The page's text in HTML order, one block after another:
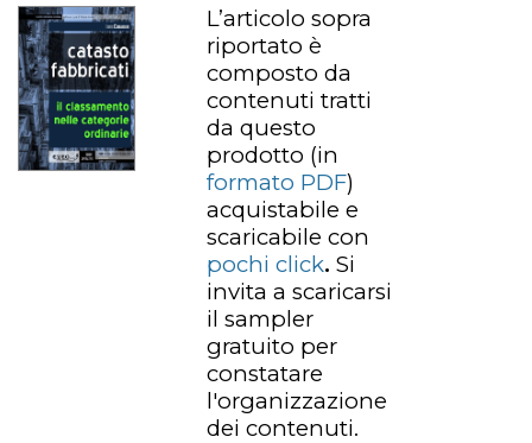
L’articolo sopra
riportato è
composto da
contenuti tratti
da questo
prodotto (in
formato PDF)
acquistabile e
scaricabile con
pochi click. Si
invita a scaricarsi
il sampler
gratuito per
constatare
l'organizzazione
dei contenuti.